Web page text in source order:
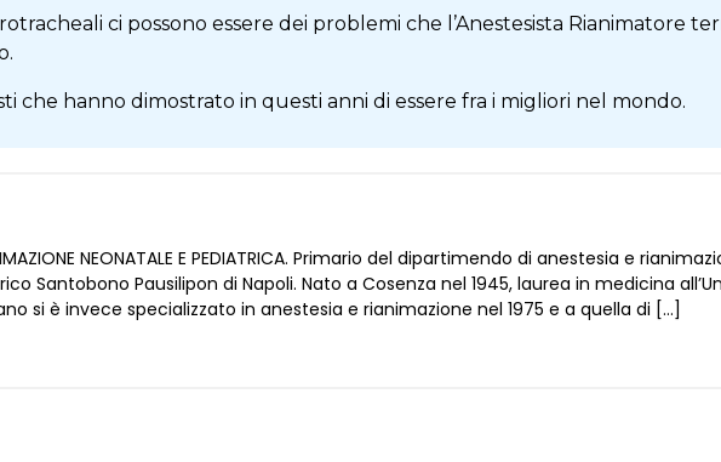
ci possono essere dei problemi che l’Anestesista Rianimatore
che hanno dimostrato in questi anni di essere fra i migliori nel mondo.
NEONATALE E PEDIATRICA. Primario del dipartimendo di anestesia e
Santobono Pausilipon di Napoli. Nato a Cosenza nel 1945, laurea in medicina
si è invece specializzato in anestesia e rianimazione nel 1975 e a quella di […]